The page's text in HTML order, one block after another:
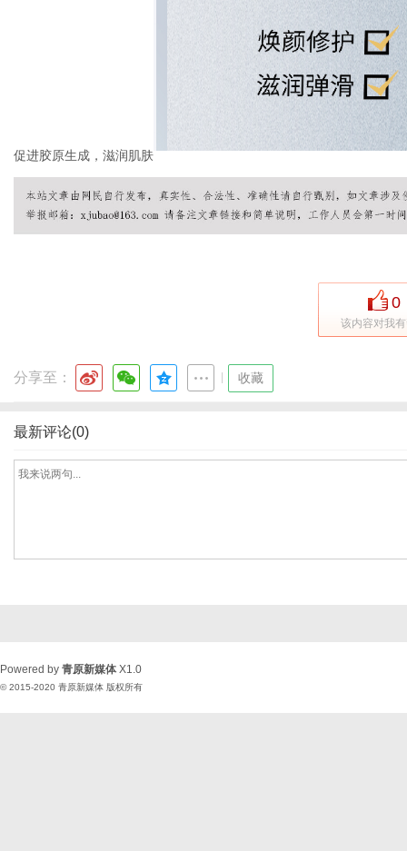
促进胶原生成，滋润肌肤
0
该内容对我
分享至： 收藏
最新评论(0)
Powered by 青原新媒体 X1.0
© 2015-2020 青原新媒体 版权所有